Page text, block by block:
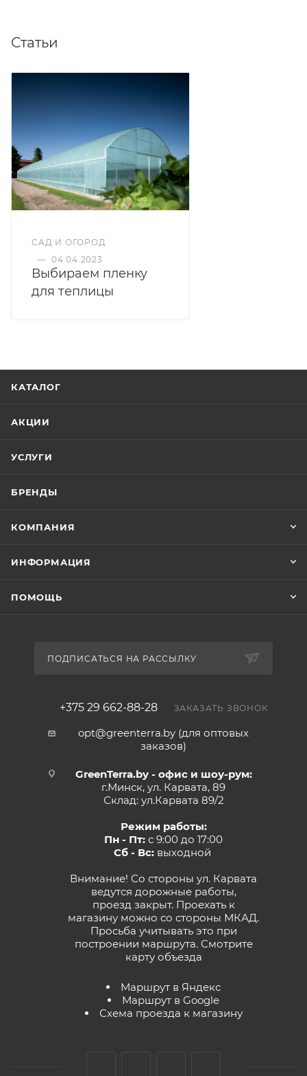
Статьи
САД И ОГОРОД
— 04.04.2023
Выбираем пленку
для теплицы
КАТАЛОГ
АКЦИИ
УСЛУГИ
БРЕНДЫ
КОМПАНИЯ
ИНФОРМАЦИЯ
ПОМОЩЬ
ПОДПИСАТЬСЯ НА РАССЫЛКУ
+375 29 662-88-28 ЗАКАЗАТЬ ЗВОНОК
opt@greenterra.by (для оптовых
заказов)
GreenTerra.by - офис и шоу-рум:
г.Минск, ул. Карвата, 89
Склад: ул.Карвата 89/2
Режим работы:
Пн - Пт: с 9:00 до 17:00
Сб - Вс:выходной
Внимание! Со стороны ул. Карвата
ведутся дорожные работы,
проезд закрыт. Проехать к
магазину можно со стороны МКАД.
Просьба учитывать это при
построении маршрута. Смотрите
карту объезда
Маршрут в Яндекс
Маршрут в Google
Схема проезда к магазину